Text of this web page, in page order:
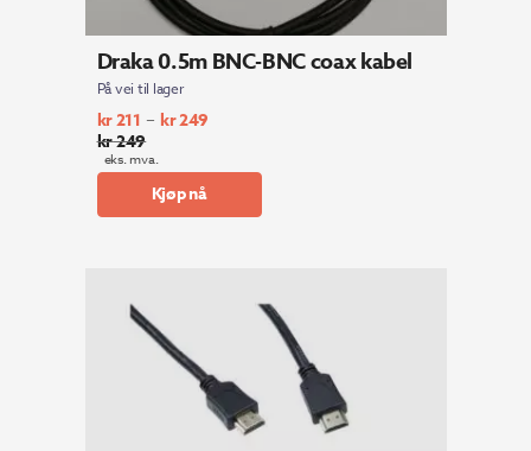
Draka 0.5m BNC-BNC coax kabel
På vei til lager
kr249
kr211 – kr249
eks. mva.
Kjøp nå